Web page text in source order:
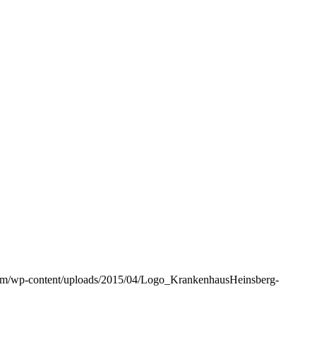
wp-content/uploads/2015/04/Logo_KrankenhausHeinsberg-